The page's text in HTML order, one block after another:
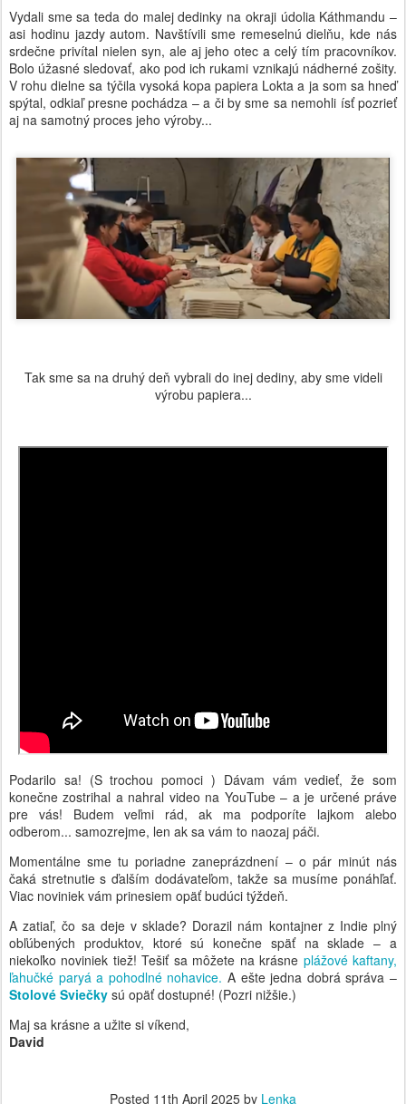
Vydali sme sa teda do malej dedinky na okraji údolia Káthmandu –
asi hodinu jazdy autom. Navštívili sme remeselnú dielňu, kde nás
srdečne privítal nielen syn, ale aj jeho otec a celý tím pracovníkov.
Bolo úžasné sledovať, ako pod ich rukami vznikajú nádherné zošity.
V rohu dielne sa týčila vysoká kopa papiera Lokta a ja som sa hneď
spýtal, odkiaľ presne pochádza – a či by sme sa nemohli ísť pozrieť
aj na samotný proces jeho výroby...
Tak sme sa na druhý deň vybrali do inej dediny, aby sme videli
výrobu papiera...
Podarilo sa! (S trochou pomoci ) Dávam vám vedieť, že som
konečne zostrihal a nahral video na YouTube – a je určené práve
pre vás! Budem veľmi rád, ak ma podporíte lajkom alebo
odberom... samozrejme, len ak sa vám to naozaj páči.
Momentálne sme tu poriadne zaneprázdnení – o pár minút nás
čaká stretnutie s ďalším dodávateľom, takže sa musíme ponáhľať.
Viac noviniek vám prinesiem opäť budúci týždeň.
A zatiaľ, čo sa deje v sklade? Dorazil nám kontajner z Indie plný
obľúbených produktov, ktoré sú konečne späť na sklade – a
niekoľko noviniek tiež! Tešiť sa môžete na krásne plážové kaftany,
ľahučké paryá a pohodlné nohavice. A ešte jedna dobrá správa –
Stolové Sviečky sú opäť dostupné! (Pozri nižšie.)
Maj sa krásne a užite si víkend,
David
Posted 11th April 2025 by Lenka